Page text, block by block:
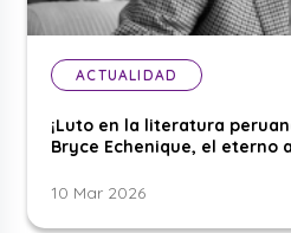
ACTUALIDAD
¡Luto en la literatura
Bryce Echenique, el eterno
10 Mar 2026